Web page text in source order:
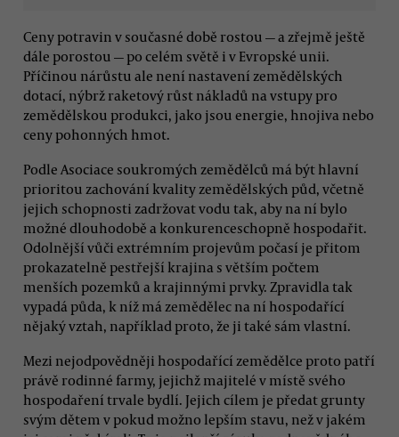
Ceny potravin v současné době rostou — a zřejmě ještě
dále porostou — po celém světě i v Evropské unii.
Příčinou nárůstu ale není nastavení zemědělských
dotací, nýbrž raketový růst nákladů na vstupy pro
zemědělskou produkci, jako jsou energie, hnojiva nebo
ceny pohonných hmot.
Podle Asociace soukromých zemědělců má být hlavní
prioritou zachování kvality zemědělských půd, včetně
jejich schopnosti zadržovat vodu tak, aby na ní bylo
možné dlouhodobě a konkurenceschopně hospodařit.
Odolnější vůči extrémním projevům počasí je přitom
prokazatelně pestřejší krajina s větším počtem
menších pozemků a krajinnými prvky. Zpravidla tak
vypadá půda, k níž má zemědělec na ní hospodařící
nějaký vztah, například proto, že ji také sám vlastní.
Mezi nejodpovědněji hospodařící zemědělce proto patří
právě rodinné farmy, jejichž majitelé v místě svého
hospodaření trvale bydlí. Jejich cílem je předat grunty
svým dětem v pokud možno lepším stavu, než v jakém